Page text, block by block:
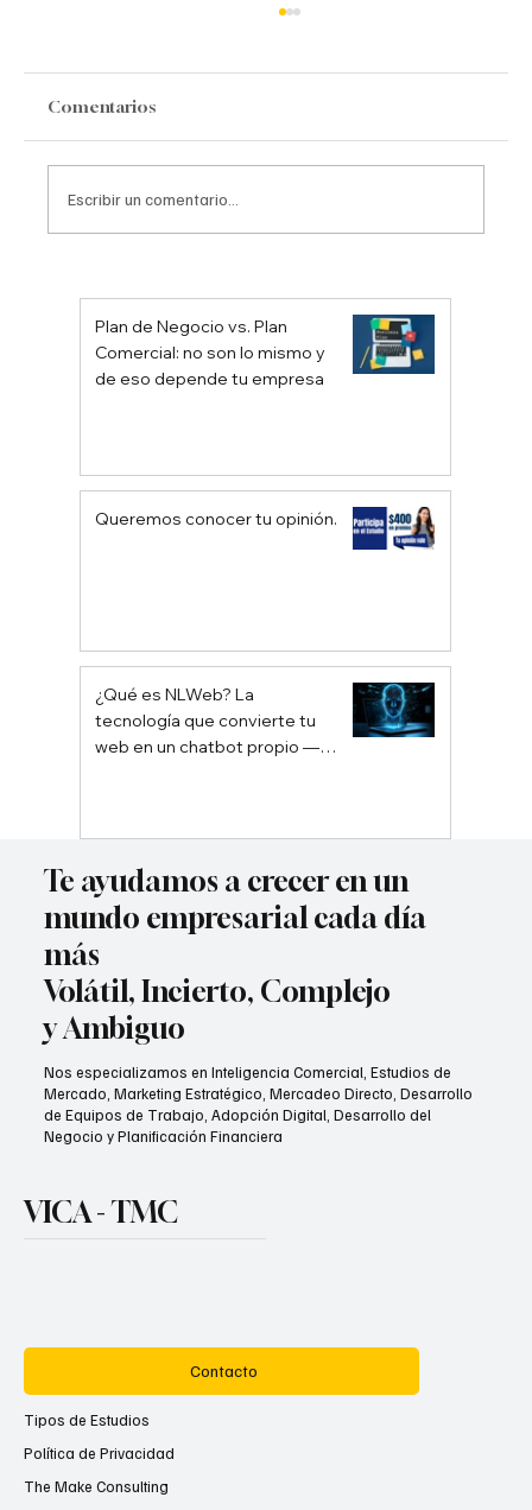
Herramientas para Evaluar y Mejorar
la Calidad del Servicio
Comentarios
Escribir un comentario...
Plan de Negocio vs. Plan
Comercial: no son lo mismo y
de eso depende tu empresa
Queremos conocer tu opinión.
¿Qué es NLWeb? La
tecnología que convierte tu
web en un chatbot propio —
Te ayudamos a crecer en un
mundo empresarial cada día
más
Volátil, Incierto, Complejo
y Ambiguo
Nos especializamos en Inteligencia Comercial, Estudios de
Mercado, Marketing Estratégico, Mercadeo Directo, Desarrollo
de Equipos de Trabajo, Adopción Digital, Desarrollo del
Negocio y Planificación Financiera
VICA - TMC
Contacto
Tipos de Estudios
Política de Privacidad
The Make Consulting